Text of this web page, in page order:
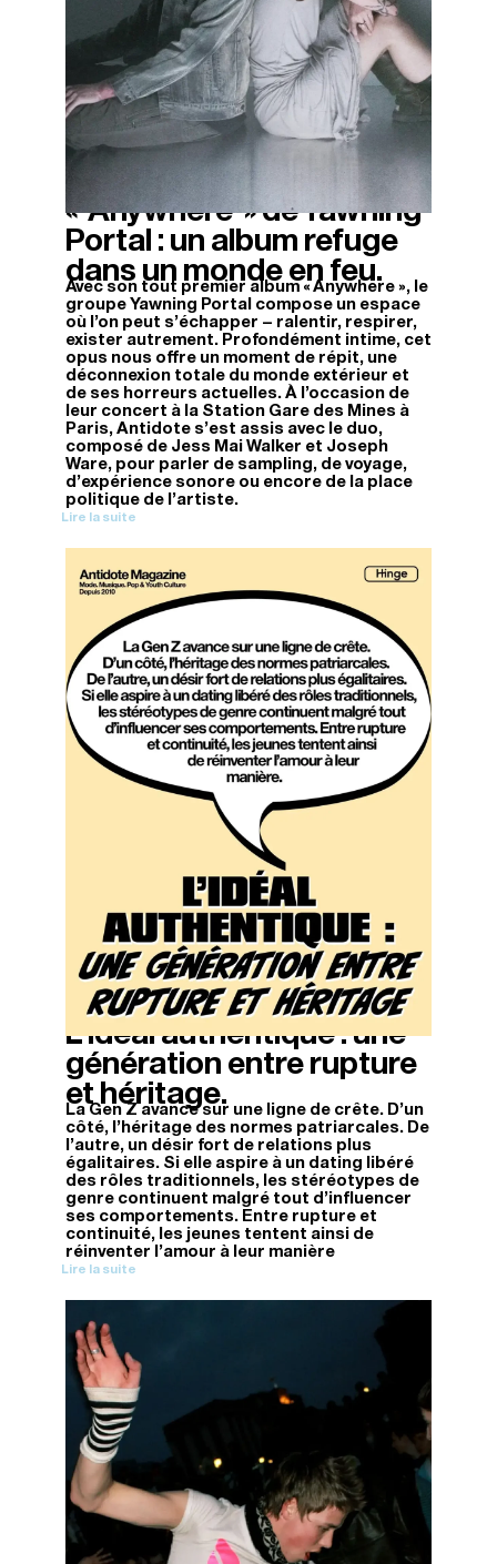
« Anywhere » de Yawning
Portal : un album refuge
dans un monde en feu.
Avec son tout premier album « Anywhere », le
groupe Yawning Portal compose un espace
où l’on peut s’échapper – ralentir, respirer,
exister autrement. Profondément intime, cet
opus nous offre un moment de répit, une
déconnexion totale du monde extérieur et
de ses horreurs actuelles. À l’occasion de
leur concert à la Station Gare des Mines à
Paris, Antidote s’est assis avec le duo,
composé de Jess Mai Walker et Joseph
Ware, pour parler de sampling, de voyage,
d’expérience sonore ou encore de la place
politique de l’artiste.
Lire la suite
L’idéal authentique : une
génération entre rupture
et héritage.
La Gen Z avance sur une ligne de crête. D’un
côté, l’héritage des normes patriarcales. De
l’autre, un désir fort de relations plus
égalitaires. Si elle aspire à un dating libéré
des rôles traditionnels, les stéréotypes de
genre continuent malgré tout d’influencer
ses comportements. Entre rupture et
continuité, les jeunes tentent ainsi de
réinventer l’amour à leur manière
Lire la suite